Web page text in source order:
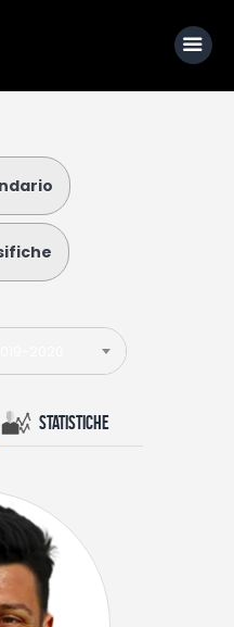
Statistiche